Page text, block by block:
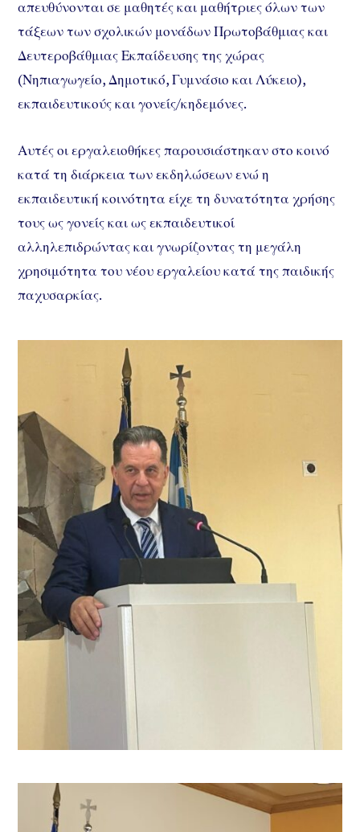
απευθύνονται σε μαθητές και μαθήτριες όλων των
τάξεων των σχολικών μονάδων Πρωτοβάθμιας και
Δευτεροβάθμιας Εκπαίδευσης της χώρας
(Νηπιαγωγείο, Δημοτικό, Γυμνάσιο και Λύκειο),
εκπαιδευτικούς και γονείς/κηδεμόνες.
Αυτές οι εργαλειοθήκες παρουσιάστηκαν στο κοινό
κατά τη διάρκεια των εκδηλώσεων ενώ η
εκπαιδευτική κοινότητα είχε τη δυνατότητα χρήσης
τους ως γονείς και ως εκπαιδευτικοί
αλληλεπιδρώντας και γνωρίζοντας τη μεγάλη
χρησιμότητα του νέου εργαλείου κατά της παιδικής
παχυσαρκίας.